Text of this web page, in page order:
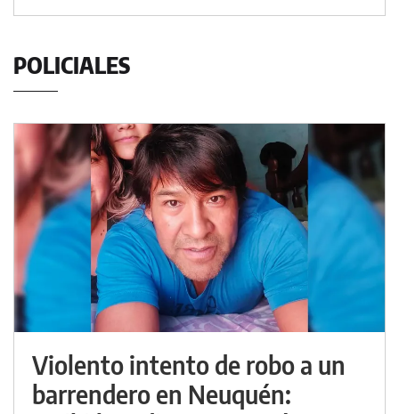
POLICIALES
Violento intento de robo a un
barrendero en Neuquén: